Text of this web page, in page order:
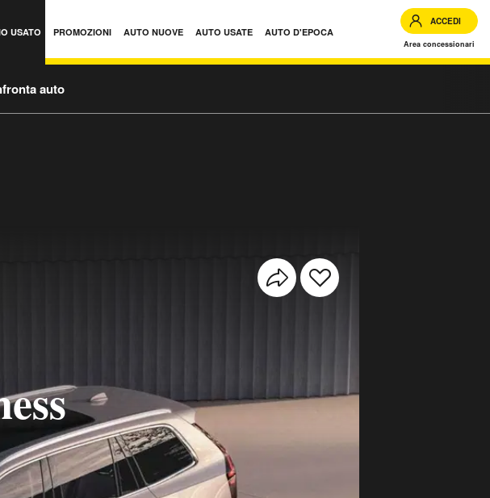
USATO PROMOZIONI AUTO NUOVE AUTO USATE AUTO D'EPOCA
ACCEDI
Area concessionari
auto